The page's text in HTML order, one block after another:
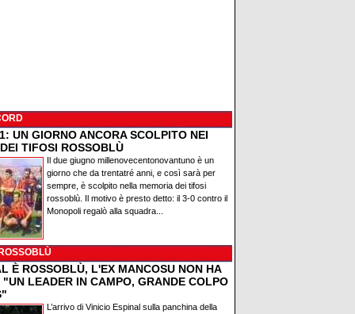
UN GIORNO ANCORA SCOLPITO NEI
TIFOSI ROSSOBLÙ
Il due giugno millenovecentonovantuno è un
giorno che da trentatré anni, e così sarà per
sempre, è scolpito nella memoria dei tifosi
rossoblù. Il motivo è presto detto: il 3-0 contro il
Monopoli regalò alla squadra...
È ROSSOBLÙ, L'EX MANCOSU NON HA
LEADER IN CAMPO, GRANDE COLPO
L’arrivo di Vinicio Espinal sulla panchina della